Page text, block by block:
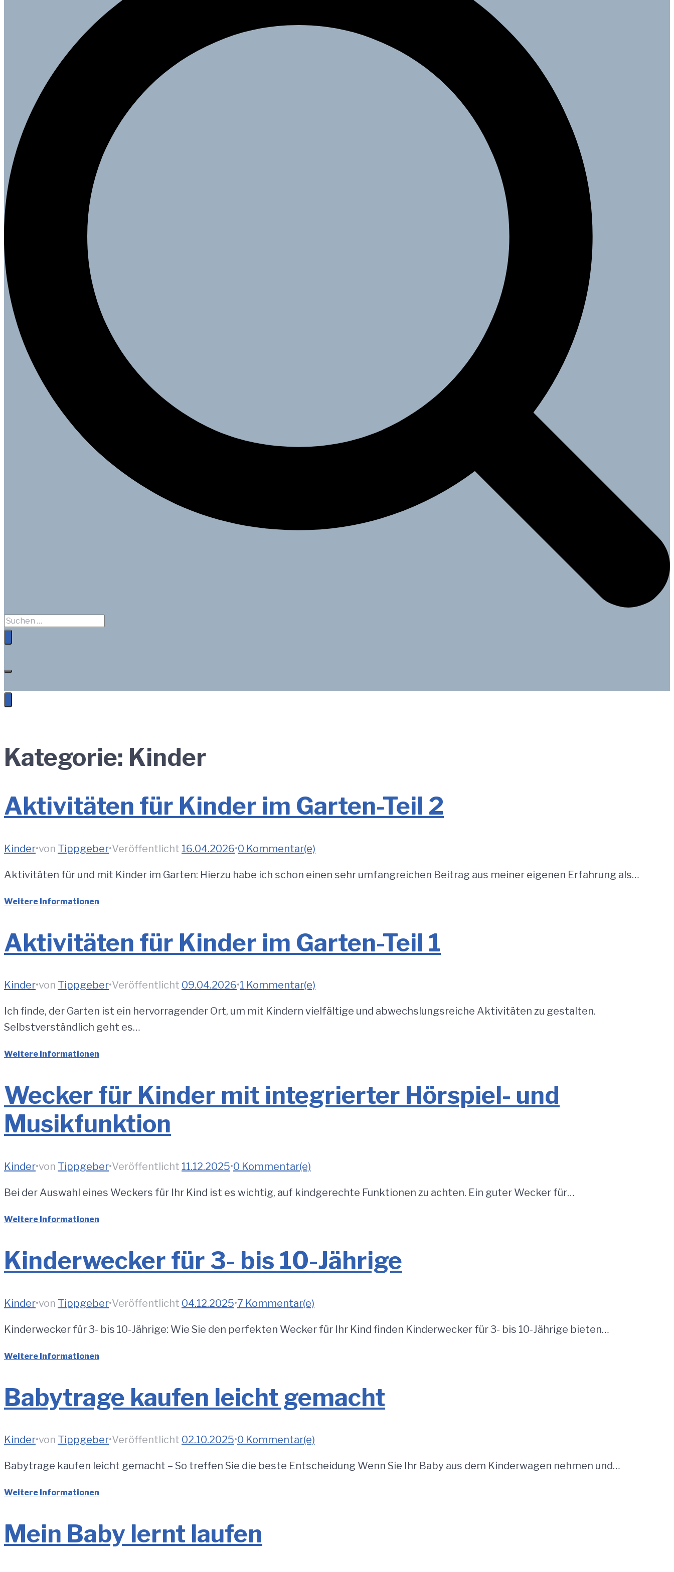
Kategorie: Kinder
Aktivitäten für Kinder im Garten-Teil 2
Kinder•von Tippgeber•Veröffentlicht 16.04.2026•0 Kommentar(e)
Aktivitäten für und mit Kinder im Garten: Hierzu habe ich schon einen sehr umfangreichen Beitrag aus meiner eigenen Erfahrung als…
Weitere Informationen
Aktivitäten für Kinder im Garten-Teil 1
Kinder•von Tippgeber•Veröffentlicht 09.04.2026•1 Kommentar(e)
Ich finde, der Garten ist ein hervorragender Ort, um mit Kindern vielfältige und abwechslungsreiche Aktivitäten zu gestalten.
Selbstverständlich geht es…
Weitere Informationen
Wecker für Kinder mit integrierter Hörspiel- und
Musikfunktion
Kinder•von Tippgeber•Veröffentlicht 11.12.2025•0 Kommentar(e)
Bei der Auswahl eines Weckers für Ihr Kind ist es wichtig, auf kindgerechte Funktionen zu achten. Ein guter Wecker für…
Weitere Informationen
Kinderwecker für 3- bis 10-Jährige
Kinder•von Tippgeber•Veröffentlicht 04.12.2025•7 Kommentar(e)
Kinderwecker für 3- bis 10-Jährige: Wie Sie den perfekten Wecker für Ihr Kind finden Kinderwecker für 3- bis 10-Jährige bieten…
Weitere Informationen
Babytrage kaufen leicht gemacht
Kinder•von Tippgeber•Veröffentlicht 02.10.2025•0 Kommentar(e)
Babytrage kaufen leicht gemacht – So treffen Sie die beste Entscheidung Wenn Sie Ihr Baby aus dem Kinderwagen nehmen und…
Weitere Informationen
Mein Baby lernt laufen